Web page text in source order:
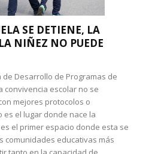
SE DETIENE, LA
NIÑEZ NO PUEDE
de Desarrollo de Programas de
convivencia escolar no se
mejores protocolos o
es el lugar donde nace la
el primer espacio donde esta se
comunidades educativas más